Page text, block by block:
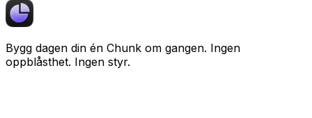
Bygg dagen din én Chunk om gangen. Ingen
oppblåsthet. Ingen styr.